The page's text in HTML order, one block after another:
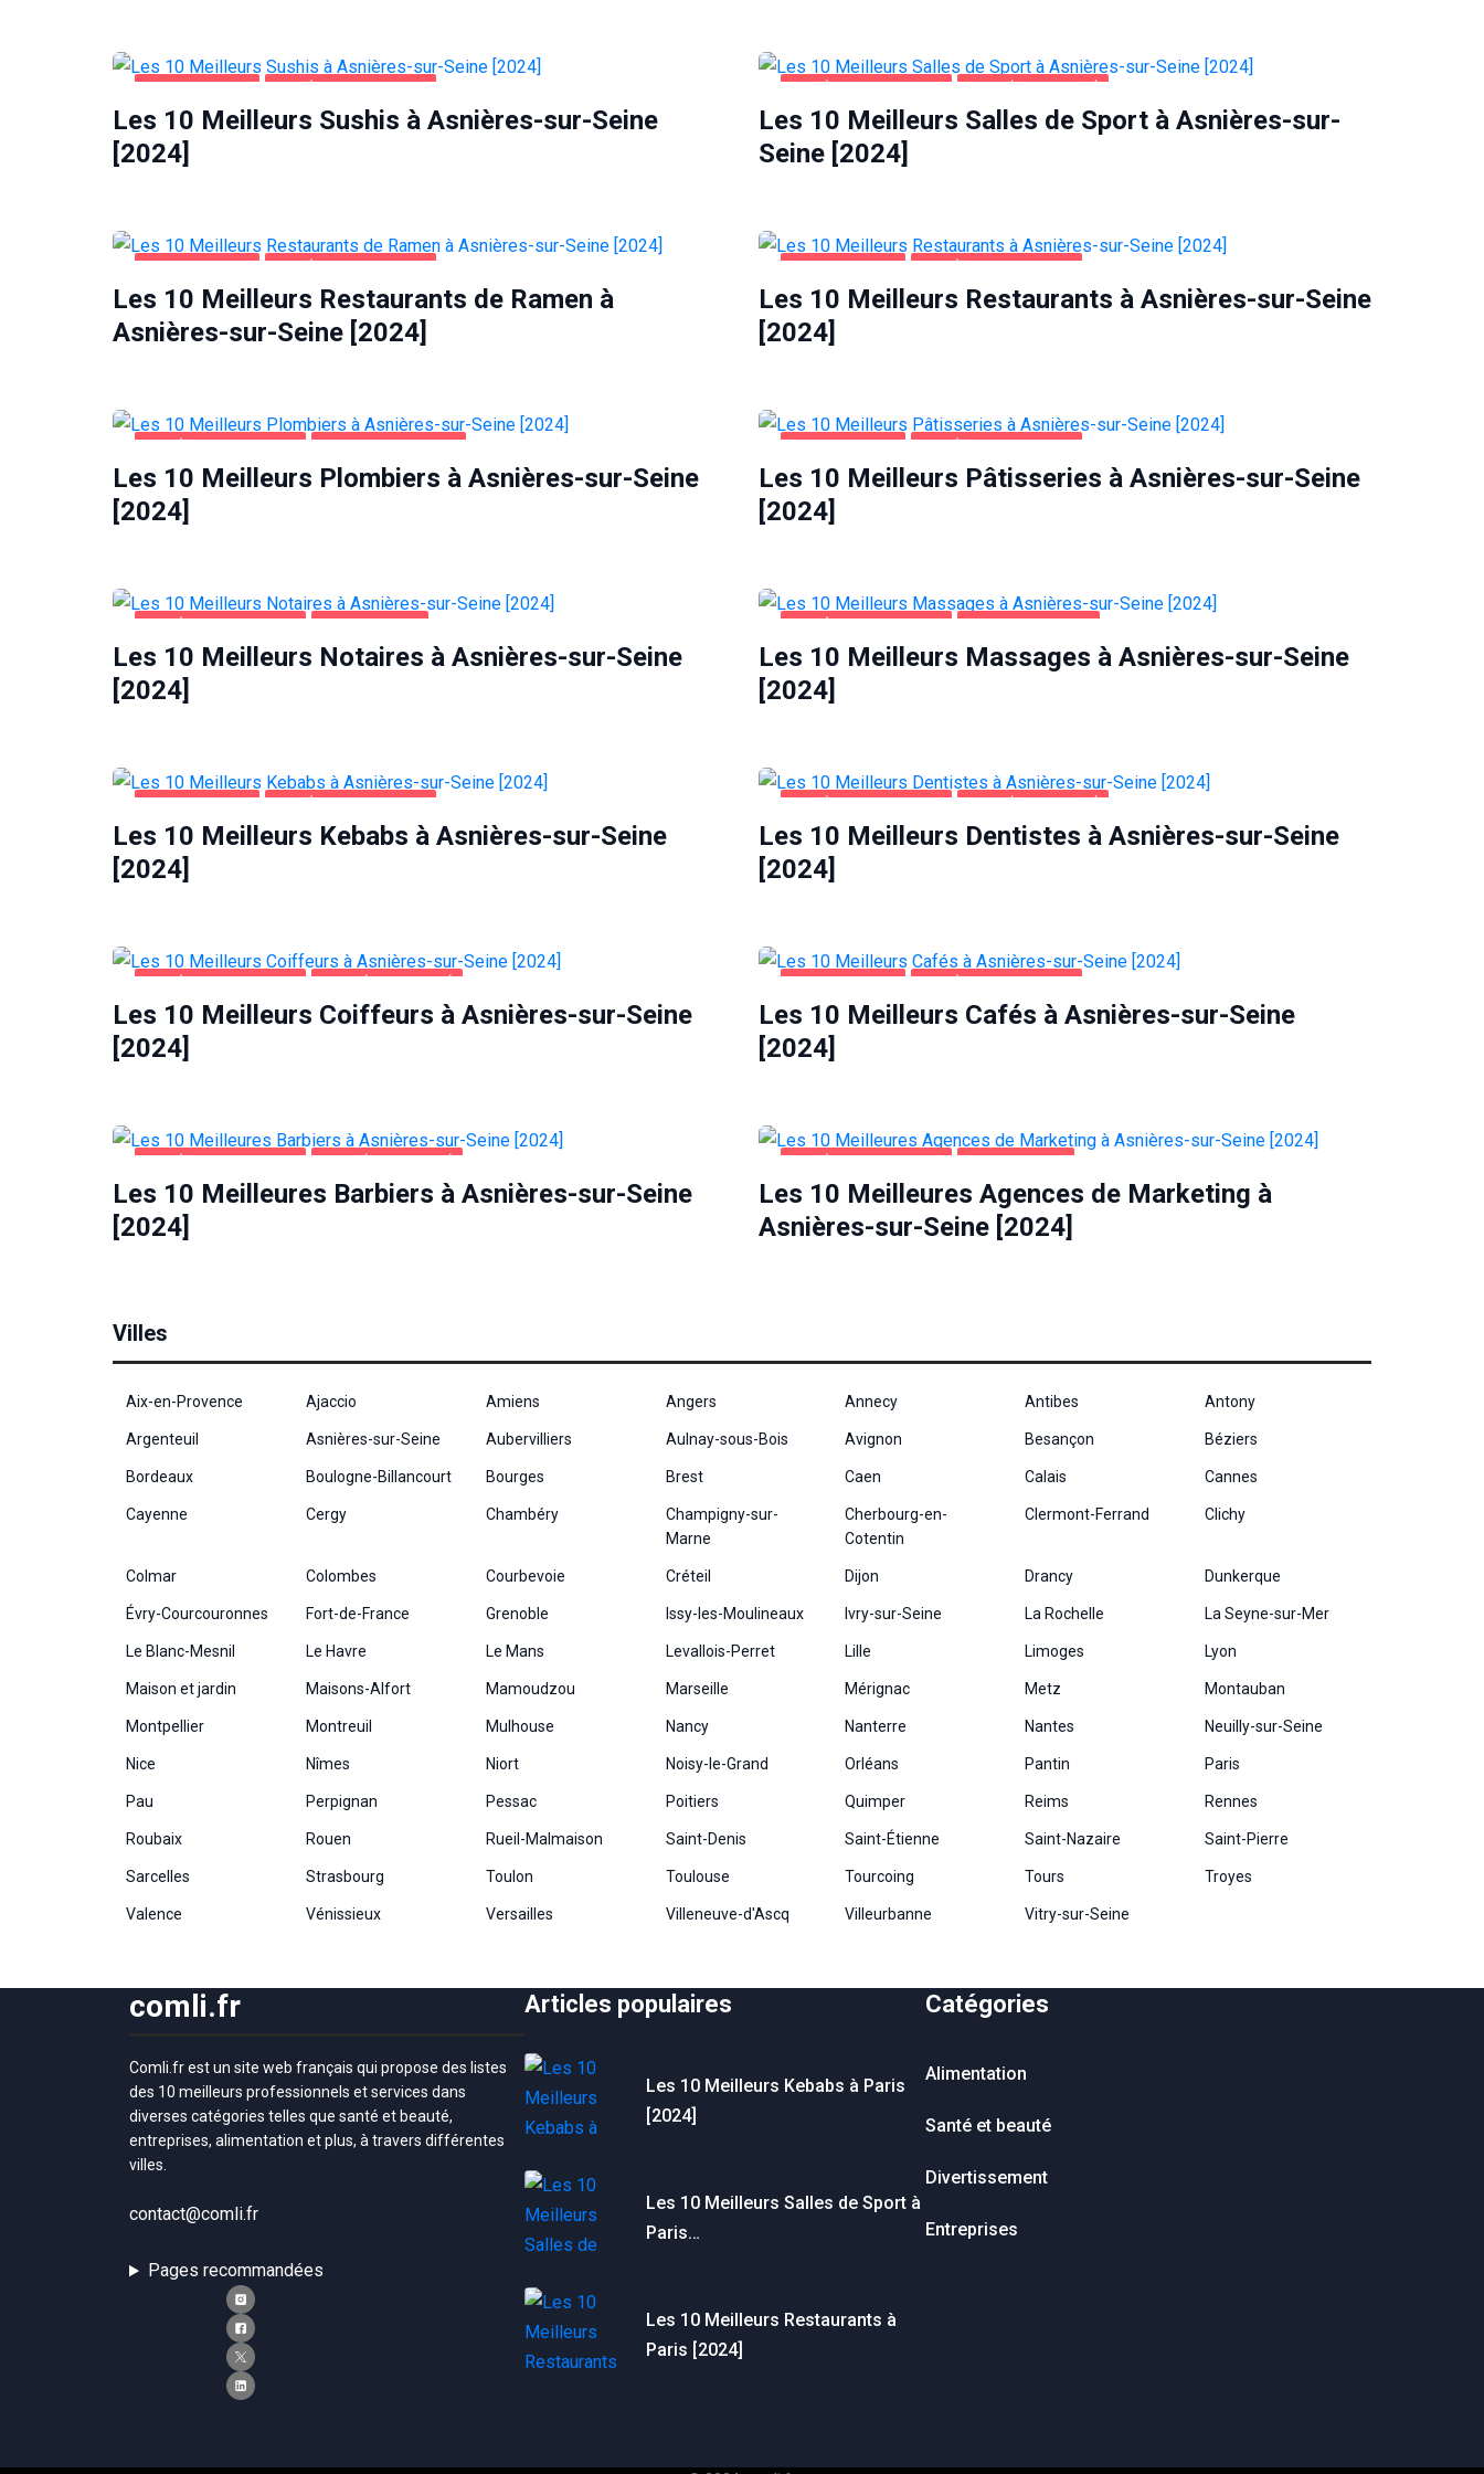
Les 10 Meilleurs Sushis à Asnières-sur-Seine
[2024]
Les 10 Meilleurs Salles de Sport à Asnières-sur-
Seine [2024]
Les 10 Meilleurs Restaurants de Ramen à
Asnières-sur-Seine [2024]
Les 10 Meilleurs Restaurants à Asnières-sur-Seine
[2024]
Les 10 Meilleurs Plombiers à Asnières-sur-Seine
[2024]
Les 10 Meilleurs Pâtisseries à Asnières-sur-Seine
[2024]
Les 10 Meilleurs Notaires à Asnières-sur-Seine
[2024]
Les 10 Meilleurs Massages à Asnières-sur-Seine
[2024]
Les 10 Meilleurs Kebabs à Asnières-sur-Seine
[2024]
Les 10 Meilleurs Dentistes à Asnières-sur-Seine
[2024]
Les 10 Meilleurs Coiffeurs à Asnières-sur-Seine
[2024]
Les 10 Meilleurs Cafés à Asnières-sur-Seine
[2024]
Les 10 Meilleures Barbiers à Asnières-sur-Seine
[2024]
Les 10 Meilleures Agences de Marketing à
Asnières-sur-Seine [2024]
Villes
Aix-en-Provence Ajaccio Amiens Angers Annecy Antibes Antony
Argenteuil Asnières-sur-Seine Aubervilliers Aulnay-sous-Bois Avignon Besançon Béziers
Bordeaux Boulogne-Billancourt Bourges Brest Caen Calais Cannes
Cayenne Cergy Chambéry
Champigny-sur-
Marne
Cherbourg-en-
Cotentin
Clermont-Ferrand Clichy
Colmar Colombes Courbevoie Créteil Dijon Drancy Dunkerque
Évry-Courcouronnes Fort-de-France Grenoble Issy-les-Moulineaux Ivry-sur-Seine La Rochelle La Seyne-sur-Mer
Le Blanc-Mesnil Le Havre Le Mans Levallois-Perret Lille Limoges Lyon
Maison et jardin Maisons-Alfort Mamoudzou Marseille Mérignac Metz Montauban
Montpellier Montreuil Mulhouse Nancy Nanterre Nantes Neuilly-sur-Seine
Nice Nîmes Niort Noisy-le-Grand Orléans Pantin Paris
Pau Perpignan Pessac Poitiers Quimper Reims Rennes
Roubaix Rouen Rueil-Malmaison Saint-Denis Saint-Étienne Saint-Nazaire Saint-Pierre
Sarcelles Strasbourg Toulon Toulouse Tourcoing Tours Troyes
Valence Vénissieux Versailles Villeneuve-d'Ascq Villeurbanne Vitry-sur-Seine
comli.fr
Comli.fr est un site web français qui propose des listes
des 10 meilleurs professionnels et services dans
diverses catégories telles que santé et beauté,
entreprises, alimentation et plus, à travers différentes
villes.
contact@comli.fr
Pages recommandées
Articles populaires
Les 10 Meilleurs Kebabs à Paris
[2024]
Les 10 Meilleurs Salles de Sport à
Paris…
Les 10 Meilleurs Restaurants à
Paris [2024]
Catégories
Alimentation
Santé et beauté
Divertissement
Entreprises